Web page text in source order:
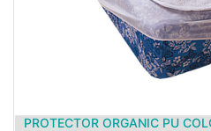
PROTECTOR ORGANIC PU